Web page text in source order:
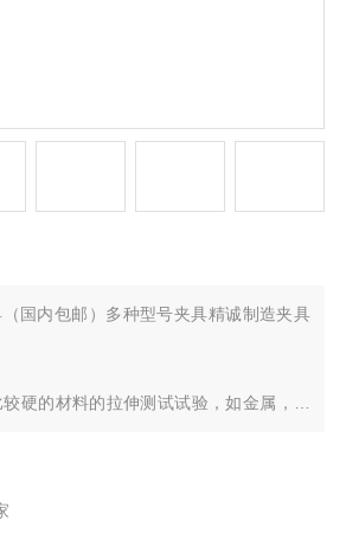
国内包邮）多种型号夹具精诚制造夹具
硬的材料的拉伸测试试验，如金属，一
夹具）